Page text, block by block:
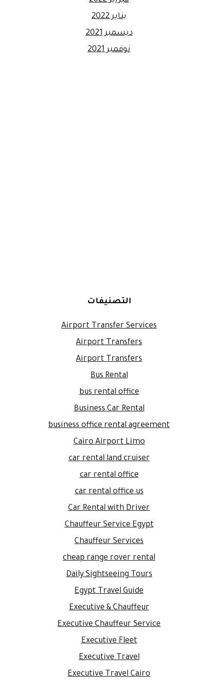
يناير 2022
ديسمبر 2021
نوفمبر 2021
التصنيفات
Airport Transfer Services
Airport Transfers
Airport Transfers
Bus Rental
bus rental office
Business Car Rental
business office rental agreement
Cairo Airport Limo
car rental land cruiser
car rental office
car rental office us
Car Rental with Driver
Chauffeur Service Egypt
Chauffeur Services
cheap range rover rental
Daily Sightseeing Tours
Egypt Travel Guide
Executive & Chauffeur
Executive Chauffeur Service
Executive Fleet
Executive Travel
Executive Travel Cairo